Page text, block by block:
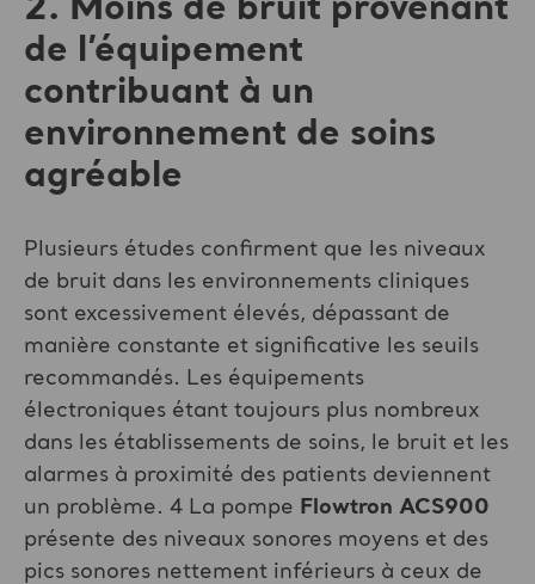
2. Moins de bruit provenant
de l’équipement
contribuant à un
environnement de soins
agréable
Plusieurs études confirment que les niveaux
de bruit dans les environnements cliniques
sont excessivement élevés, dépassant de
manière constante et significative les seuils
recommandés. Les équipements
électroniques étant toujours plus nombreux
dans les établissements de soins, le bruit et les
alarmes à proximité des patients deviennent
un problème. 4 La pompe Flowtron ACS900
présente des niveaux sonores moyens et des
pics sonores nettement inférieurs à ceux de